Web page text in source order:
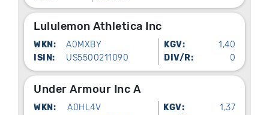
Lululemon Athletica Inc
WKN: A0MXBY KGV:
1,40
ISIN:
US5500211090 DIV/R: 0
Under Armour Inc A
WKN: A0HL4V KGV:
1,37